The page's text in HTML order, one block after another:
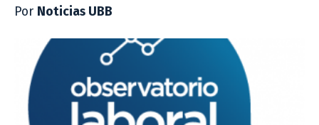
Por Noticias UBB